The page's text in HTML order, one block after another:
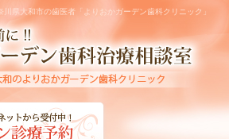
県大和市の歯医者「よりおかガーデン歯科クリニック」